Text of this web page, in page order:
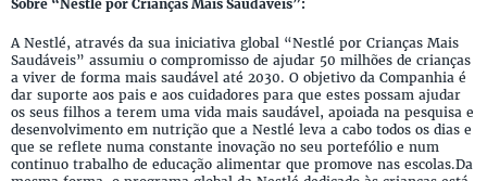
Sobre “Nestlé por Crianças Mais Saudáveis”:
A Nestlé, através da sua iniciativa global “Nestlé por Crianças Mais
Saudáveis” assumiu o compromisso de ajudar 50 milhões de crianças
a viver de forma mais saudável até 2030. O objetivo da Companhia é
dar suporte aos pais e aos cuidadores para que estes possam ajudar
os seus filhos a terem uma vida mais saudável, apoiada na pesquisa e
desenvolvimento em nutrição que a Nestlé leva a cabo todos os dias e
que se reflete numa constante inovação no seu portefólio e num
continuo trabalho de educação alimentar que promove nas escolas.Da